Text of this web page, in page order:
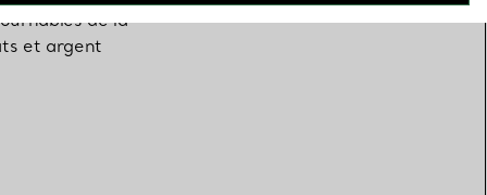
de la
et argent